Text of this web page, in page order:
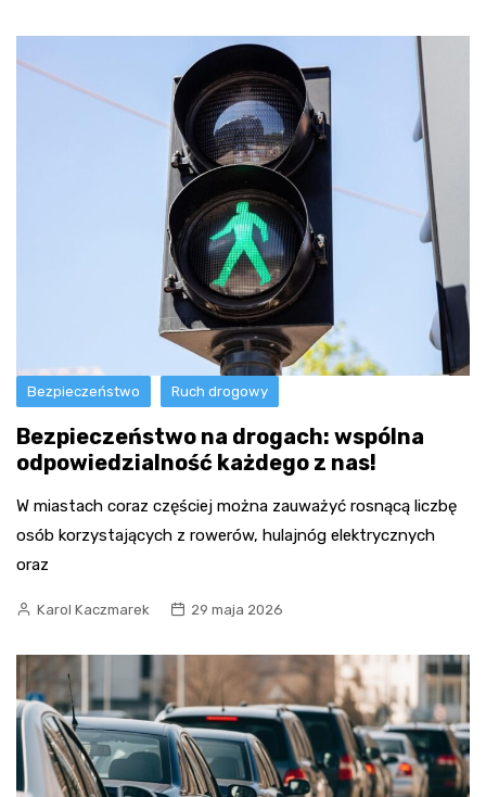
Bezpieczeństwo Ruch drogowy
Bezpieczeństwo na drogach: wspólna
odpowiedzialność każdego z nas!
W miastach coraz częściej można zauważyć rosnącą liczbę
osób korzystających z rowerów, hulajnóg elektrycznych
oraz
Karol Kaczmarek 29 maja 2026